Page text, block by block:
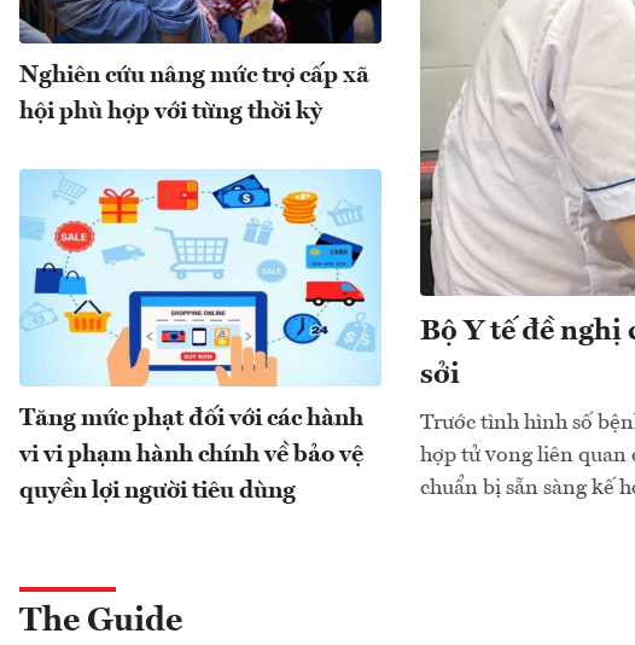
Bộ Y tế đề nghị
sởi
Trước tình hình số
hợp tử vong liên quan
chuẩn bị sẵn sàng kế
Nghiên cứu nâng mức trợ cấp xã
hội phù hợp với từng thời kỳ
Tăng mức phạt đối với các hành
vi vi phạm hành chính về bảo vệ
quyền lợi người tiêu dùng
The Guide